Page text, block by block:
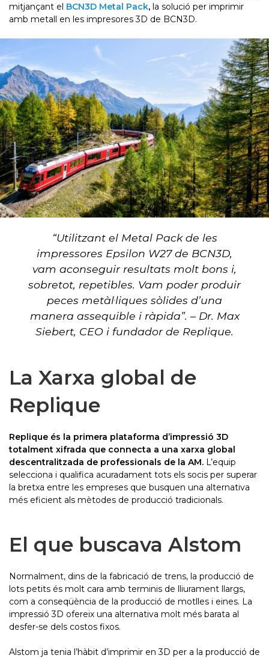
mitjançant el BCN3D Metal Pack, la solució per imprimir
amb metall en les impresores 3D de BCN3D.
“Utilitzant el Metal Pack de les
impressores Epsilon W27 de BCN3D,
vam aconseguir resultats molt bons i,
sobretot, repetibles. Vam poder produir
peces metàl·liques sòlides d’una
manera assequible i ràpida”. – Dr. Max
Siebert, CEO i fundador de Replique.
La Xarxa global de
Replique
Replique és la primera plataforma d’impressió 3D
totalment xifrada que connecta a una xarxa global
descentralitzada de professionals de la AM. L’equip
selecciona i qualifica acuradament tots els socis per superar
la bretxa entre les empreses que busquen una alternativa
més eficient als mètodes de producció tradicionals.
El que buscava Alstom
Normalment, dins de la fabricació de trens, la producció de
lots petits és molt cara amb terminis de lliurament llargs,
com a conseqüència de la producció de motlles i eines. La
impressió 3D ofereix una alternativa molt més barata al
desfer-se dels costos fixos.
Alstom ja tenia l’hàbit d’imprimir en 3D per a la producció de